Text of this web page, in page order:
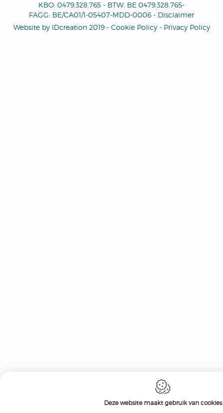
KBO: 0479.328.765 - BTW: BE 0479.328.765-
FAGG: BE/CA01/1-05407-MDD-0006 - Disclaimer
Website byIDcreation 2019 - Cookie Policy - Privacy Policy
Deze website maakt gebruik van cookies